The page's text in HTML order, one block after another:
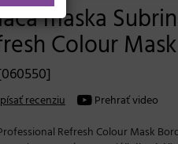
maska
Colour
recenziu Prehrať video
Refresh Colour Mask